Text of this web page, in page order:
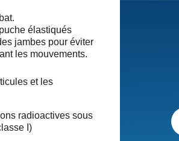
élastiqués
jambes pour éviter
les mouvements.
et les
radioactives sous
I)